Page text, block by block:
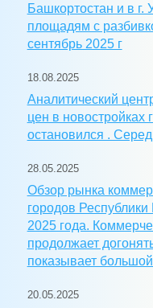
Башкортостан и в
площадям с
сентябрь 2025 г
18.08.2025
Аналитический
цен в новостройках
остановился .
28.05.2025
Обзор рынка
городов
2025 года.
продолжает
показывает
20.05.2025